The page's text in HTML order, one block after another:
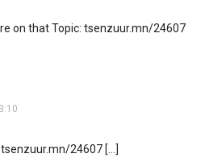
on that Topic: tsenzuur.mn/24607
24607 […]